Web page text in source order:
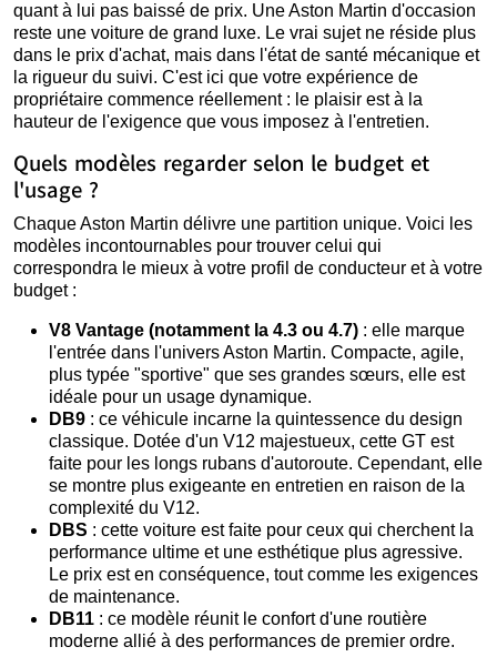
quant à lui pas baissé de prix. Une Aston Martin d'occasion
reste une voiture de grand luxe. Le vrai sujet ne réside plus
dans le prix d'achat, mais dans l'état de santé mécanique et
la rigueur du suivi. C'est ici que votre expérience de
propriétaire commence réellement : le plaisir est à la
hauteur de l'exigence que vous imposez à l'entretien.
Quels modèles regarder selon le budget et
l'usage ?
Chaque Aston Martin délivre une partition unique. Voici les
modèles incontournables pour trouver celui qui
correspondra le mieux à votre profil de conducteur et à votre
budget :
V8 Vantage (notamment la 4.3 ou 4.7) : elle marque
l'entrée dans l'univers Aston Martin. Compacte, agile,
plus typée "sportive" que ses grandes sœurs, elle est
idéale pour un usage dynamique.
DB9 : ce véhicule incarne la quintessence du design
classique. Dotée d'un V12 majestueux, cette GT est
faite pour les longs rubans d'autoroute. Cependant, elle
se montre plus exigeante en entretien en raison de la
complexité du V12.
DBS : cette voiture est faite pour ceux qui cherchent la
performance ultime et une esthétique plus agressive.
Le prix est en conséquence, tout comme les exigences
de maintenance.
DB11 : ce modèle réunit le confort d'une routière
moderne allié à des performances de premier ordre.